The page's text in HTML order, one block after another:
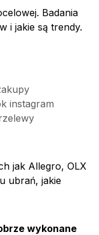
Badania
i jakie są trendy.
instagram
jak Allegro, OLX
ubrań, jakie
wykonane